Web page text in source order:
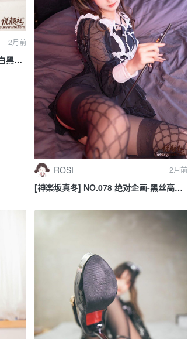
2月前
黑の
ROSI 2月前
[神楽坂真冬] NO.078 绝对企画-黑丝高跟